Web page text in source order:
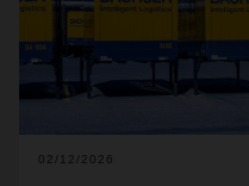
02/12/2026